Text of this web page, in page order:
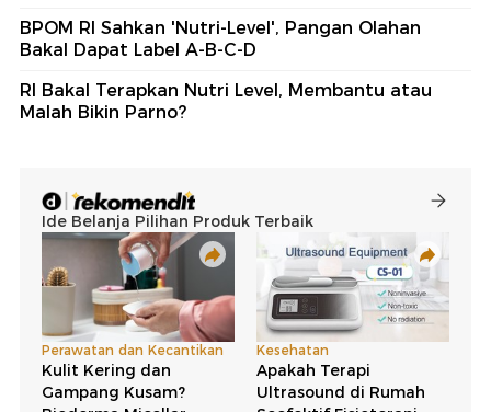
BPOM RI Sahkan 'Nutri-Level', Pangan Olahan
Bakal Dapat Label A-B-C-D
RI Bakal Terapkan Nutri Level, Membantu atau
Malah Bikin Parno?